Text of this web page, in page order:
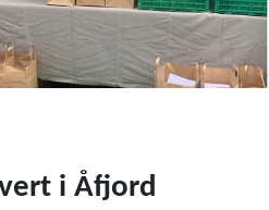
i Åfjord